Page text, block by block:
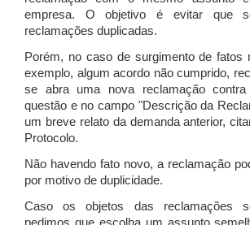
empresa. O objetivo é evitar que
reclamações duplicadas.
Porém, no caso de surgimento de fatos
exemplo, algum acordo não cumprido,
se abra uma nova reclamação
questão e no campo "Descrição da
um breve relato da demanda anterior,
Protocolo.
Não havendo fato novo, a reclamação
por motivo de duplicidade.
Caso os objetos das reclamações